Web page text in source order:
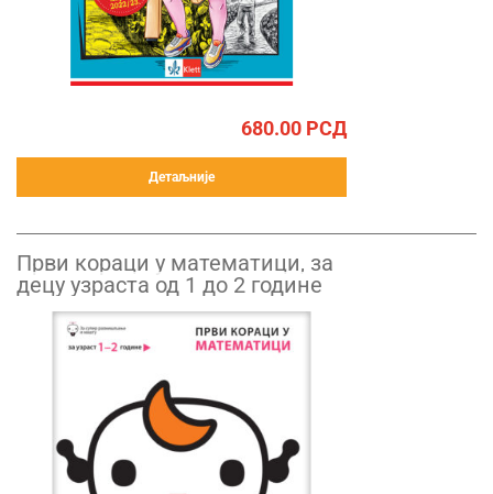
680.00 РСД
Детаљније
Први кораци у математици, за
децу узраста од 1 до 2 године